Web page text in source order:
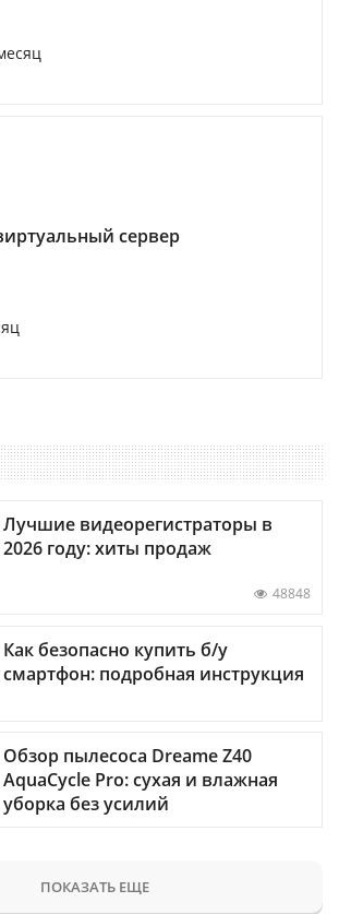
сервер
Лучшие видеорегистраторы в
2026 году: хиты продаж
48848
Как безопасно купить б/у
смартфон: подробная инструкция
Обзор пылесоса Dreame Z40
AquaCycle Pro: сухая и влажная
уборка без усилий
ПОКАЗАТЬ ЕЩЕ